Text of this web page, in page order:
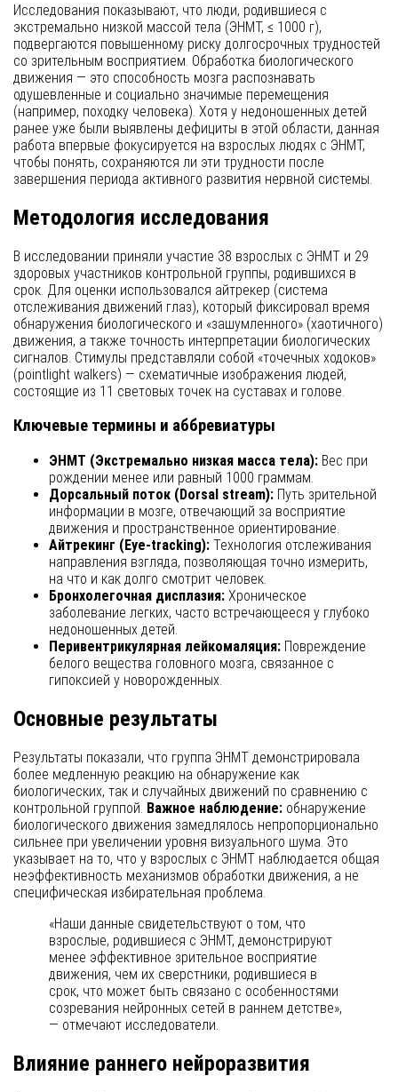
Исследования показывают, что люди, родившиеся с
экстремально низкой массой тела (ЭНМТ, ≤ 1000 г),
подвергаются повышенному риску долгосрочных трудностей
со зрительным восприятием. Обработка биологического
движения — это способность мозга распознавать
одушевленные и социально значимые перемещения
(например, походку человека). Хотя у недоношенных детей
ранее уже были выявлены дефициты в этой области, данная
работа впервые фокусируется на взрослых людях с ЭНМТ,
чтобы понять, сохраняются ли эти трудности после
завершения периода активного развития нервной системы.
Методология исследования
В исследовании приняли участие 38 взрослых с ЭНМТ и 29
здоровых участников контрольной группы, родившихся в
срок. Для оценки использовался айтрекер (система
отслеживания движений глаз), который фиксировал время
обнаружения биологического и «зашумленного» (хаотичного)
движения, а также точность интерпретации биологических
сигналов. Стимулы представляли собой «точечных ходоков»
(pointlight walkers) — схематичные изображения людей,
состоящие из 11 световых точек на суставах и голове.
Ключевые термины и аббревиатуры
ЭНМТ (Экстремально низкая масса тела): Вес при
рождении менее или равный 1000 граммам.
Дорсальный поток (Dorsal stream): Путь зрительной
информации в мозге, отвечающий за восприятие
движения и пространственное ориентирование.
Айтрекинг (Eye-tracking): Технология отслеживания
направления взгляда, позволяющая точно измерить,
на что и как долго смотрит человек.
Бронхолегочная дисплазия: Хроническое
заболевание легких, часто встречающееся у глубоко
недоношенных детей.
Перивентрикулярная лейкомаляция: Повреждение
белого вещества головного мозга, связанное с
гипоксией у новорожденных.
Основные результаты
Результаты показали, что группа ЭНМТ демонстрировала
более медленную реакцию на обнаружение как
биологических, так и случайных движений по сравнению с
контрольной группой. Важное наблюдение: обнаружение
биологического движения замедлялось непропорционально
сильнее при увеличении уровня визуального шума. Это
указывает на то, что у взрослых с ЭНМТ наблюдается общая
неэффективность механизмов обработки движения, а не
специфическая избирательная проблема.
«Наши данные свидетельствуют о том, что
взрослые, родившиеся с ЭНМТ, демонстрируют
менее эффективное зрительное восприятие
движения, чем их сверстники, родившиеся в
срок, что может быть связано с особенностями
созревания нейронных сетей в раннем детстве»,
— отмечают исследователи.
Влияние раннего нейроразвития